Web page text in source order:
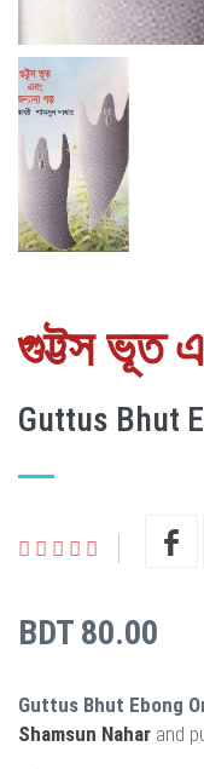
গুট্টস ভূত
Guttus Bhut
BDT 80.00
Guttus Bhut Ebong
Shamsun Nahar and